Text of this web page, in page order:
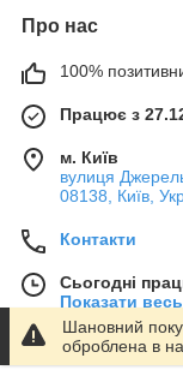
Про нас
100%
Працює з
м. Київ
вулиця
08138, Київ,
Контакти
Сьогодні
Показати
Шановний
оброблена в